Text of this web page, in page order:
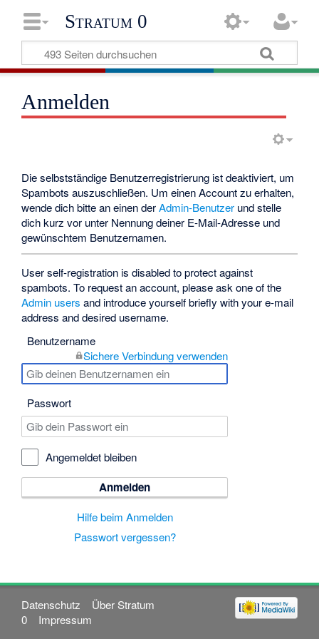
Stratum 0
Anmelden
Die selbstständige Benutzerregistrierung ist deaktiviert, um
Spambots auszuschließen. Um einen Account zu erhalten,
wende dich bitte an einen derAdmin-Benutzer und stelle
dich kurz vor unter Nennung deiner E-Mail-Adresse und
gewünschtem Benutzernamen.
User self-registration is disabled to protect against
spambots. To request an account, please ask one of the
Admin users and introduce yourself briefly with your e-mail
address and desired username.
Benutzername
Sichere Verbindung verwenden
Passwort
Angemeldet bleiben
Anmelden
Hilfe beim Anmelden
Passwort vergessen?
Datenschutz
Über Stratum
0
Impressum